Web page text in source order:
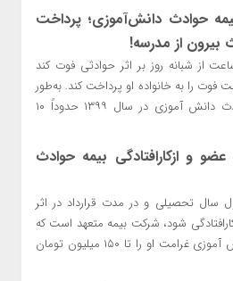
حوادث دانش‌آموزی؛ پرداخت
از مدرسه!
از شبانه روز بر اثر حوادثی فوت کند
را به خانواده او پرداخت کند. به‌طور
مثال غرامت فوت بیمه حوادث دانش آموزی در سال ۱۳۹۹ حدوداً ۱۰
و ازکارافتادگی بیمه حوادث
سال تحصیلی و در مدت قرارداد در اثر
شود، شرکت بیمه متعهد است که
طبق قرارداد بیمه حوادث دانش آموزی غرامت او را تا ۱۵۰ میلیون تومان